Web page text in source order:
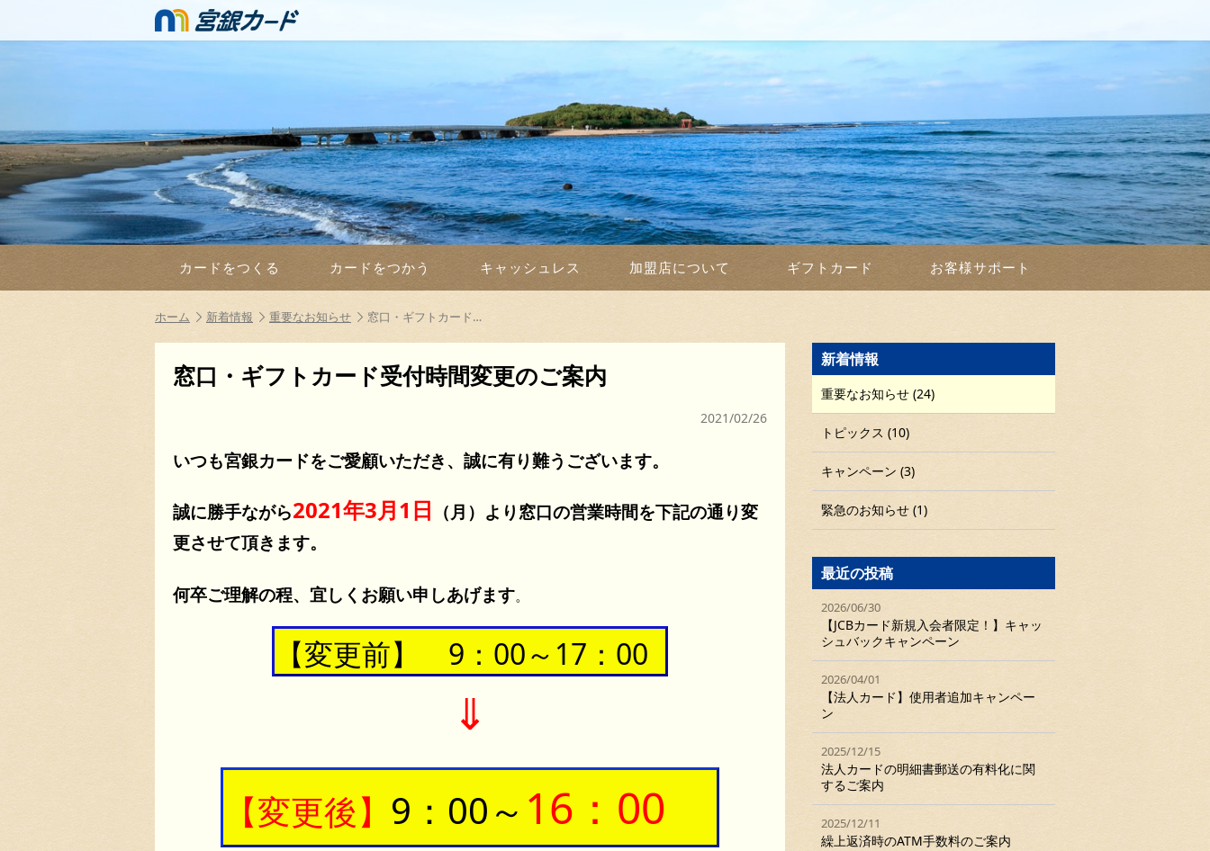
カードをつくる カードをつかう キャッシュレス 加盟店について ギフトカード お客様サポート
ホーム 新着情報 重要なお知らせ 窓口・ギフトカード…
窓口・ギフトカード受付時間変更のご案内
2021/02/26
いつも宮銀カードをご愛顧いただき、 誠に有り難うございます。
誠に勝手ながら2021年3月1日 （月）より窓口の営業時間を下記の通り変
更させて頂きます。
何卒ご理解の程、宜しくお願い申しあげます。
【変更前】 9：00～17：00
⇓
【変更後】 9：00～ 16：00
新着情報
重要なお知らせ (24)
トピックス (10)
キャンペーン (3)
緊急のお知らせ (1)
最近の投稿
2026/06/30
【JCBカード新規入会者限定！】キャッ
シュバックキャンペーン
2026/04/01
【法人カード】使用者追加キャンペー
ン
2025/12/15
法人カードの明細書郵送の有料化に関
するご案内
2025/12/11
繰上返済時のATM手数料のご案内